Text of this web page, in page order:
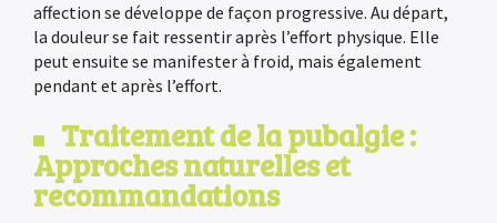
affection se développe de façon progressive. Au départ,
la douleur se fait ressentir après l’effort physique. Elle
peut ensuite se manifester à froid, mais également
pendant et après l’effort.
Traitement de la pubalgie :
Approches naturelles et
recommandations